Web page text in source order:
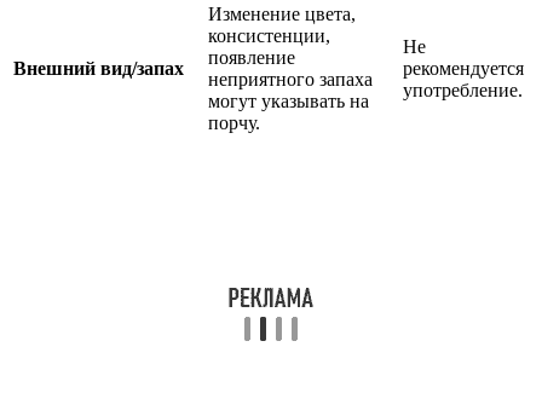
Внешний вид/запах
Изменение цвета,
консистенции,
появление
неприятного запаха
могут указывать на
порчу.
Не
рекомендуется
употребление.